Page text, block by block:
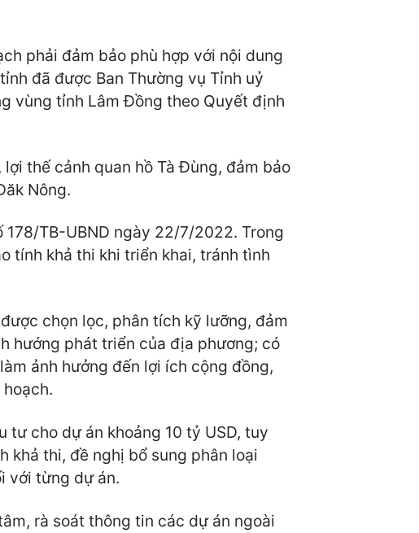
phải đảm bảo phù hợp với nội dung
đã được Ban Thường vụ Tỉnh uỷ
vùng tỉnh Lâm Đồng theo Quyết định
thế cảnh quan hồ Tà Đùng, đảm bảo
Nông.
TB-UBND ngày 22/7/2022. Trong
tính khả thi khi triển khai, tránh tình
chọn lọc, phân tích kỹ lưỡng, đảm
hướng phát triển của địa phương; có
ảnh hưởng đến lợi ích cộng đồng,
cho dự án khoảng 10 tỷ USD, tuy
khả thi, đề nghị bổ sung phân loại
với từng dự án.
rà soát thông tin các dự án ngoài